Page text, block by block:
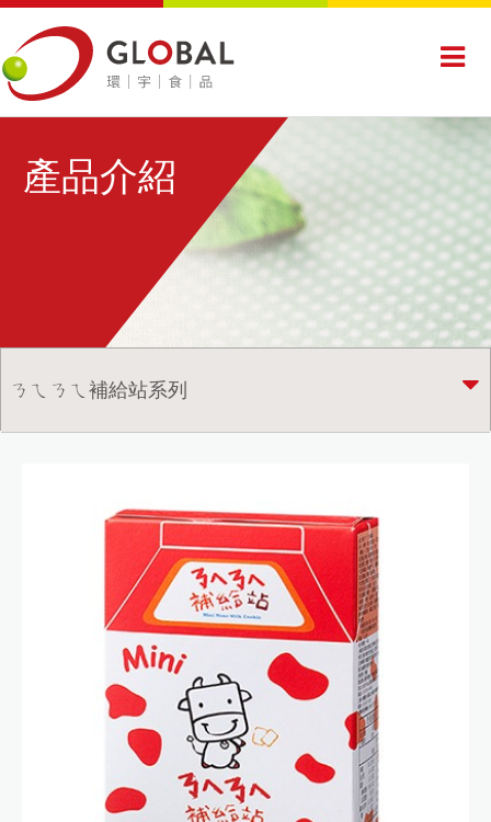
產品介紹
ㄋㄟㄋㄟ補給站系列